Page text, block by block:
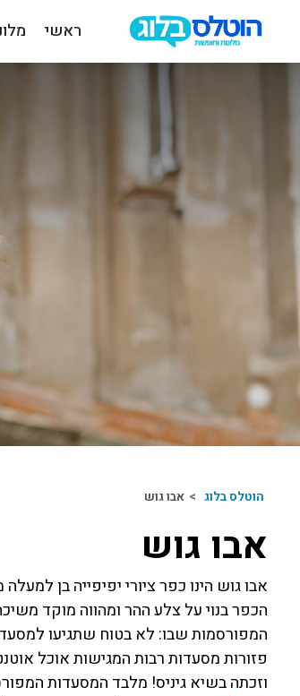
הוטלס
ראשי
הוטלס בלוג > אבו גוש
אבו גוש
הכפר בנוי על צלע ההר ומהווה מוקד
המפורסמות שבו: לא בטוח שתגיעו
פזורות מסעדות רבות המגישות אוכל
וזכתה בשיא גיניס! מלבד המסעדות